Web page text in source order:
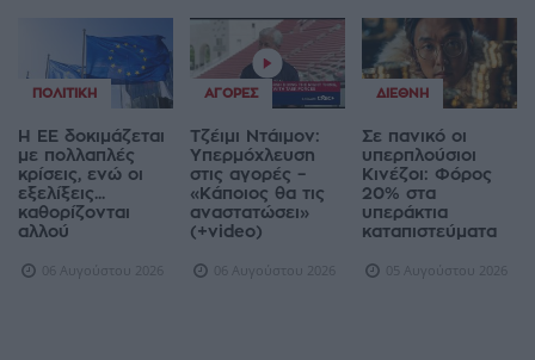
ΠΟΛΙΤΙΚΉ
Η ΕΕ δοκιμάζεται
με πολλαπλές
κρίσεις, ενώ οι
εξελίξεις...
καθορίζονται
αλλού
06 Αυγούστου 2026
ΑΓΟΡΈΣ
Τζέιμι Ντάιμον:
Υπερμόχλευση
στις αγορές –
«Κάποιος θα τις
αναστατώσει»
(+video)
06 Αυγούστου 2026
ΔΙΕΘΝΉ
Σε πανικό οι
υπερπλούσιοι
Κινέζοι: Φόρος
20% στα
υπεράκτια
καταπιστεύματα
05 Αυγούστου 2026